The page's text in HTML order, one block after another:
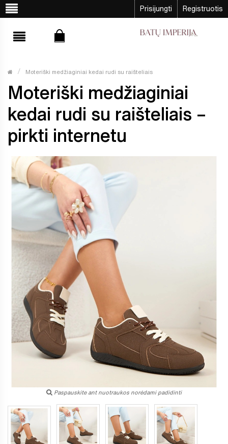
Prisijungti Registruotis
Moteriški medžiaginiai kedai rudi su raišteliais
Moteriški medžiaginiai
kedai rudi su raišteliais –
pirkti internetu
Paspauskite ant nuotraukos norėdami padidinti